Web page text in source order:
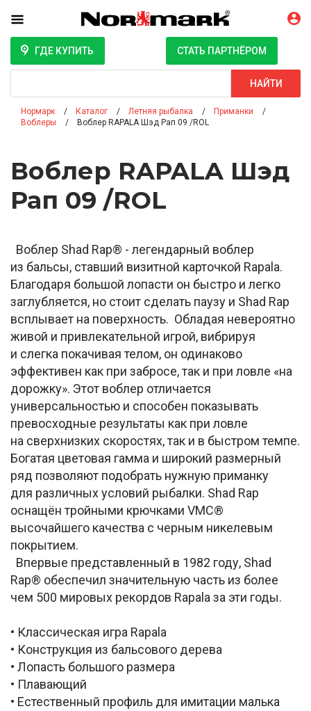
ГДЕ КУПИТЬ СТАТЬ ПАРТНЁРОМ
НАЙТИ
Нормарк Каталог Летняя рыбалка
Приманки
Воблеры
Воблер RAPALA Шэд Рап 09 /ROL
Воблер RAPALA Шэд
Рап 09 /ROL
Воблер Shad Rap® - легендарный воблер
из бальсы, ставший визитной карточкой Rapala.
Благодаря большой лопасти он быстро и легко
заглубляется, но стоит сделать паузу и Shad Rap
всплывает на поверхность. Обладая невероятно
живой и привлекательной игрой, вибрируя
и слегка покачивая телом, он одинаково
эффективен как при забросе, так и при ловле «на
дорожку». Этот воблер отличается
универсальностью и способен показывать
превосходные результаты как при ловле
на сверхнизких скоростях, так и в быстром темпе.
Богатая цветовая гамма и широкий размерный
ряд позволяют подобрать нужную приманку
для различных условий рыбалки. Shad Rap
оснащён тройными крючками VMC®
высочайшего качества с черным никелевым
покрытием.
Впервые представленный в 1982 году, Shad
Rap® обеспечил значительную часть из более
чем 500 мировых рекордов Rapala за эти годы.
• Классическая игра Rapala
• Конструкция из бальсового дерева
• Лопасть большого размера
• Плавающий
• Естественный профиль для имитации малька